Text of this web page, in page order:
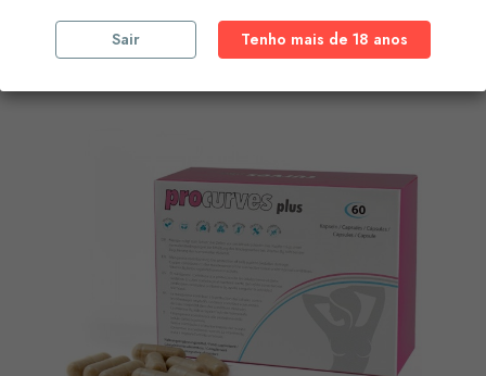
COMPRAR
Sair Tenho mais de 18 anos